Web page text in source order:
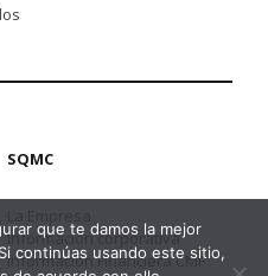
SQMC
Información corporativa
Información Financiera CMF
que te damos la mejor
continúas usando este sitio,